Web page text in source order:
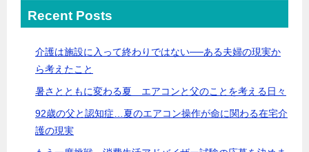
Recent Posts
介護は施設に入って終わりではない──ある夫婦の現実か
ら考えたこと
暑さとともに変わる夏 エアコンと父のことを考える日々
92歳の父と認知症…夏のエアコン操作が命に関わる在宅介
護の現実